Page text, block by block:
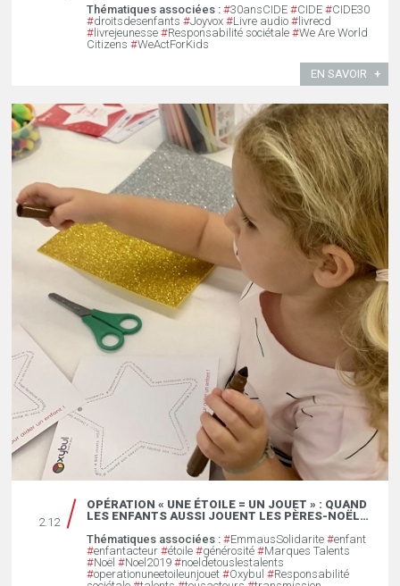
Thématiques associées : #30ansCIDE #CIDE #CIDE30
#droitsdesenfants #Joyvox #Livre audio # livrecd
# livrejeunesse #Responsabilité sociétale #We Are World
Citizens #WeActForKids
EN SAVOIR
2.12
OPÉRATION « UNE ÉTOILE = UN JOUET » : QUAND
LES ENFANTS AUSSI JOUENT LES PÈRES-NOËL…
Thématiques associées : #EmmausSolidarite #enfant
#enfantacteur #étoile #générosité #Marques Talents
#Noël #Noel2019 #noeldetouslestalents
#operationuneetoileunjouet #Oxybul #Responsabilité